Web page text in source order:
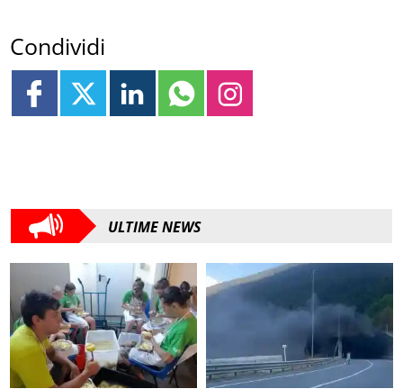
Condividi
ULTIME NEWS